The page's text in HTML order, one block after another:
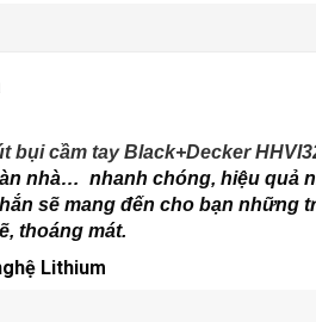
bụi cầm tay Black+Decker
nhà… nhanh chóng, hiệu quả
sẽ mang đến cho bạn những
thoáng mát.
Lithium